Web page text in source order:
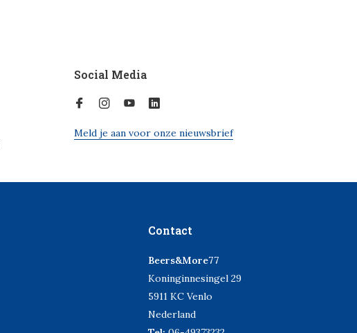
Social Media
Meld je aan voor onze nieuwsbrief
Contact
Beers&More77
Koninginnesingel 29
5911 KC Venlo
Nederland